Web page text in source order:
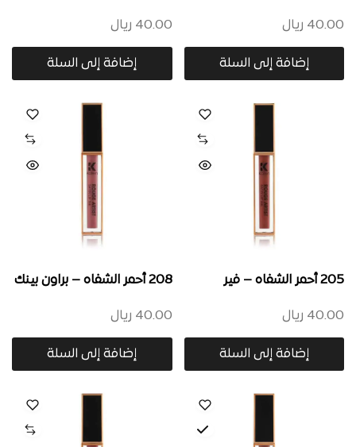
40.00 ريال
إضافة إلى السلة
40.00 ريال
إضافة إلى السلة
205 أحمر الشفاه – فير
40.00 ريال
إضافة إلى السلة
208 أحمر الشفاه – براون بينك
40.00 ريال
إضافة إلى السلة